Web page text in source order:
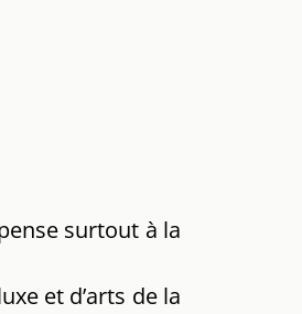
surtout à la
et d’arts de la